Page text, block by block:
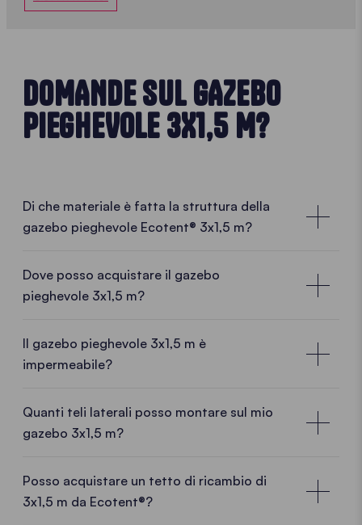
DOMANDE SUL GAZEBO
PIEGHEVOLE 3X1,5 M?
Di che materiale è fatta la struttura della
gazebo pieghevole Ecotent® 3x1,5 m?
Dove posso acquistare il gazebo
pieghevole 3x1,5 m?
Scegliendo il nostro gazebo pieghevole
direttamente dal produttoree tutti i vantaggi che
ne derivano:esperienza nella produzione,
brillanti
e un team dinamico. L’esperto Ecotent più
vicino a te sarà lieto di consigliarti anche
Il gazebo pieghevole 3x1,5 m è
impermeabile?
Quanti teli laterali posso montare sul mio
gazebo 3x1,5 m?
Posso acquistare un tetto di ricambio di
3x1,5 m da Ecotent®?